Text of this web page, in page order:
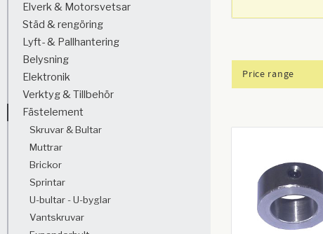
Price range
Elverk & Motorsvetsar
Städ & rengöring
Lyft- & Pallhantering
Belysning
Elektronik
Verktyg & Tillbehör
Fästelement
Skruvar & Bultar
Muttrar
Brickor
Sprintar
U-bultar - U-byglar
Vantskruvar